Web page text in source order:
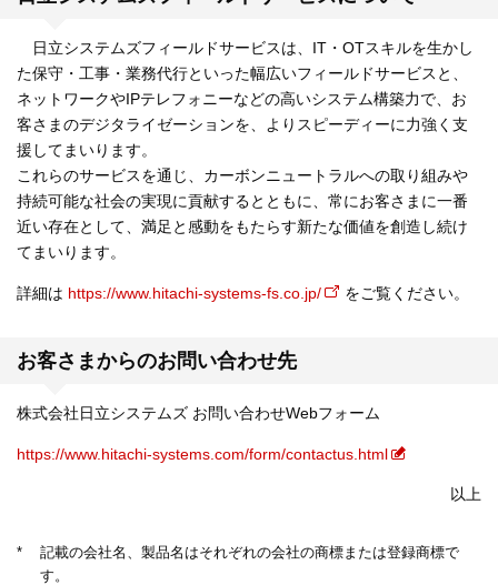
日立システムズフィールドサービスは、IT・OTスキルを生かし
た保守・工事・業務代行といった幅広いフィールドサービスと、
ネットワークやIPテレフォニーなどの高いシステム構築力で、お
客さまのデジタライゼーションを、よりスピーディーに力強く支
援してまいります。
これらのサービスを通じ、カーボンニュートラルへの取り組みや
持続可能な社会の実現に貢献するとともに、常にお客さまに一番
近い存在として、満足と感動をもたらす新たな価値を創造し続け
てまいります。
詳細は https://www.hitachi-systems-fs.co.jp/ をご覧ください。
お客さまからのお問い合わせ先
株式会社日立システムズ お問い合わせWebフォーム
https://www.hitachi-systems.com/form/contactus.html
以上
*
記載の会社名、製品名はそれぞれの会社の商標または登録商標で
す。